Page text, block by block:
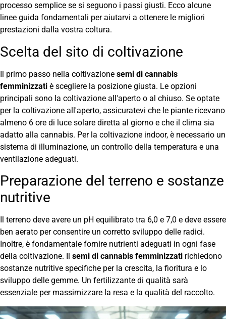
processo semplice se si seguono i passi giusti. Ecco alcune
linee guida fondamentali per aiutarvi a ottenere le migliori
prestazioni dalla vostra coltura.
Scelta del sito di coltivazione
Il primo passo nella coltivazione semi di cannabis
femminizzati è scegliere la posizione giusta. Le opzioni
principali sono la coltivazione all'aperto o al chiuso. Se optate
per la coltivazione all'aperto, assicuratevi che le piante ricevano
almeno 6 ore di luce solare diretta al giorno e che il clima sia
adatto alla cannabis. Per la coltivazione indoor, è necessario un
sistema di illuminazione, un controllo della temperatura e una
ventilazione adeguati.
Preparazione del terreno e sostanze
nutritive
Il terreno deve avere un pH equilibrato tra 6,0 e 7,0 e deve essere
ben aerato per consentire un corretto sviluppo delle radici.
Inoltre, è fondamentale fornire nutrienti adeguati in ogni fase
della coltivazione. Il semi di cannabis femminizzati richiedono
sostanze nutritive specifiche per la crescita, la fioritura e lo
sviluppo delle gemme. Un fertilizzante di qualità sarà
essenziale per massimizzare la resa e la qualità del raccolto.